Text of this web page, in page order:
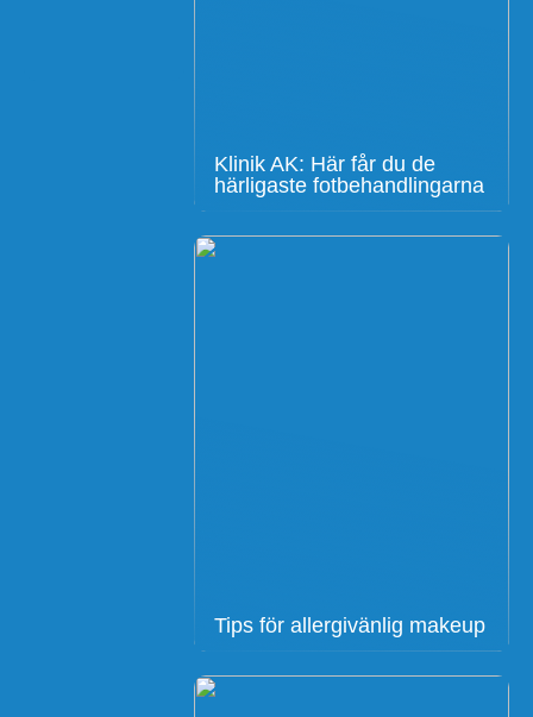
Klinik AK: Här får du de
härligaste fotbehandlingarna
Tips för allergivänlig makeup